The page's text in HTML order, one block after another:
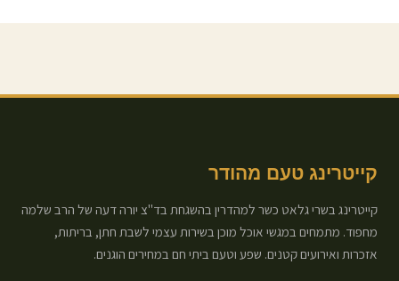
קייטרינג טעם מהודר
קייטרינג בשרי גלאט כשר למהדרין בהשגחת בד"צ יורה דעה של הרב שלמה
מחפוד. מתמחים במגשי אוכל מוכן בשירות עצמי לשבת חתן, בריתות,
אזכרות ואירועים קטנים. שפע וטעם ביתי חם במחירים הוגנים.